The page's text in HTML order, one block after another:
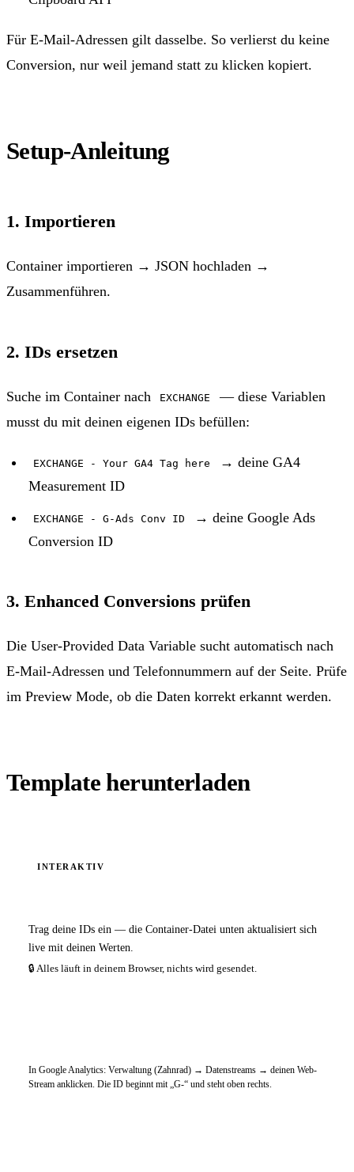
Für E-Mail-Adressen gilt dasselbe. So verlierst du keine
Conversion, nur weil jemand statt zu klicken kopiert.
Setup-Anleitung
1. Importieren
Container importieren → JSON hochladen →
Zusammenführen.
2. IDs ersetzen
Suche im Container nach EXCHANGE
— diese Variablen
musst du mit deinen eigenen IDs befüllen:
EXCHANGE - Your GA4 Tag here
→ deine GA4
Measurement ID
EXCHANGE - G-Ads Conv ID
→ deine Google Ads
Conversion ID
3. Enhanced Conversions prüfen
Die User-Provided Data Variable sucht automatisch nach
E-Mail-Adressen und Telefonnummern auf der Seite. Prüfe
im Preview Mode, ob die Daten korrekt erkannt werden.
Template herunterladen
INTERAKTIV
Trag deine IDs ein — die Container-Datei unten aktualisiert sich
live mit deinen Werten.
🔒 Alles läuft in deinem Browser, nichts wird gesendet.
In Google Analytics: Verwaltung (Zahnrad) → Datenstreams → deinen Web-
Stream anklicken. Die ID beginnt mit „G-“ und steht oben rechts.